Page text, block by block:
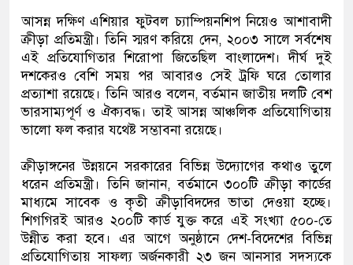
আসন্ন দক্ষিণ এশিয়ার ফুটবল চ্যাম্পিয়নশিপ নিয়েও আশাবাদী
ক্রীড়া প্রতিমন্ত্রী। তিনি স্মরণ করিয়ে দেন, ২০০৩ সালে সর্বশেষ
এই প্রতিযোগিতার শিরোপা জিতেছিল বাংলাদেশ। দীর্ঘ দুই
দশকেরও বেশি সময় পর আবারও সেই ট্রফি ঘরে তোলার
প্রত্যাশা রয়েছে। তিনি আরও বলেন, বর্তমান জাতীয় দলটি বেশ
ভারসাম্যপূর্ণ ও ঐক্যবদ্ধ। তাই আসন্ন আঞ্চলিক প্রতিযোগিতায়
ভালো ফল করার যথেষ্ট সম্ভাবনা রয়েছে।
ক্রীড়াঙ্গনের উন্নয়নে সরকারের বিভিন্ন উদ্যোগের কথাও তুলে
ধরেন প্রতিমন্ত্রী। তিনি জানান, বর্তমানে ৩০০টি ক্রীড়া কার্ডের
মাধ্যমে সাবেক ও কৃতী ক্রীড়াবিদদের ভাতা দেওয়া হচ্ছে।
শিগগিরই আরও ২০০টি কার্ড যুক্ত করে এই সংখ্যা ৫০০-তে
উন্নীত করা হবে। এর আগে অনুষ্ঠানে দেশ-বিদেশের বিভিন্ন
প্রতিযোগিতায় সাফল্য অর্জনকারী ২৩ জন আনসার সদস্যকে